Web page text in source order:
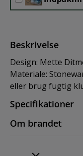
Beskrivelse
Design: Mette
Materiale:
eller brug fugtig
Specifikationer
Om brandet